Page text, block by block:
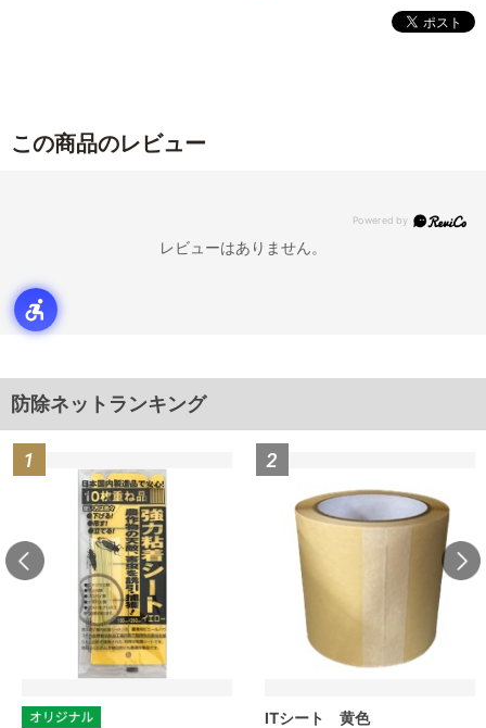
この商品のレビュー
レビューはありません。
防除ネットランキング
ITシート 黄色